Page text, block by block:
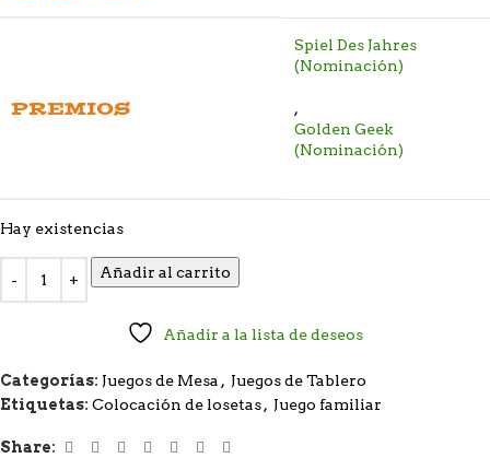
PREMIOS
Spiel Des Jahres
(Nominación)
,
Golden Geek
(Nominación)
Hay existencias
Añadir al carrito
Añadir a la lista de deseos
Categorías: Juegos de Mesa , Juegos de Tablero
Etiquetas: Colocación de losetas, Juego familiar
Share: